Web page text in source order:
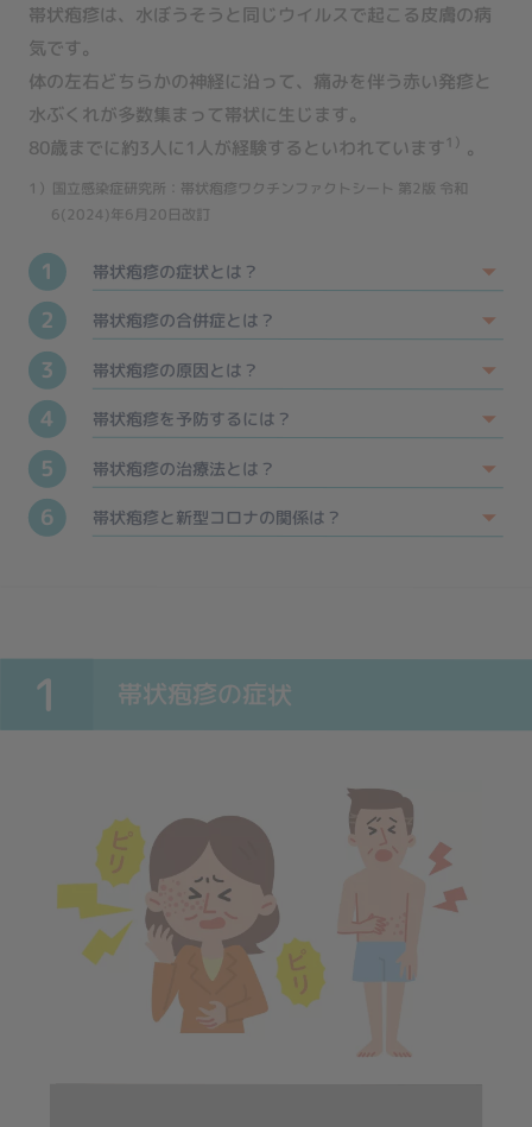
帯状疱疹は、水ぼうそうと同じウイルスで起こる皮膚の病
気です。
体の左右どちらかの神経に沿って、痛みを伴う赤い発疹と
水ぶくれが多数集まって帯状に生じます。
80歳までに約3人に1人が経験するといわれています 1） 。
1）国立感染症研究所：帯状疱疹ワクチンファクトシート 第2版 令和
6(2024)年6月20日改訂
1 帯状疱疹の症状とは？
2 帯状疱疹の合併症とは？
3 帯状疱疹の原因とは？
4 帯状疱疹を予防するには？
5 帯状疱疹の治療法とは？
6 帯状疱疹と新型コロナの関係は？
1 帯状疱疹の症状